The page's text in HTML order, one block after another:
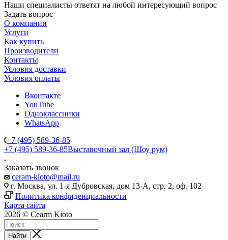
Наши специалисты ответят на любой интересующий вопрос
Задать вопрос
О компании
Услуги
Как купить
Производители
Контакты
Условия доставки
Условия оплаты
Вконтакте
YouTube
Одноклассники
WhatsApp
+7 (495) 589-36-85
+7 (495) 589-36-85Выставочный зал (Шоу рум)
Заказать звонок
ceram-kioto@mail.ru
г. Москва, ул. 1-я Дубровская, дом 13-А, стр. 2, оф. 102
Политика конфиденциальности
Карта сайта
2026 © Cearm Kioto
Найти